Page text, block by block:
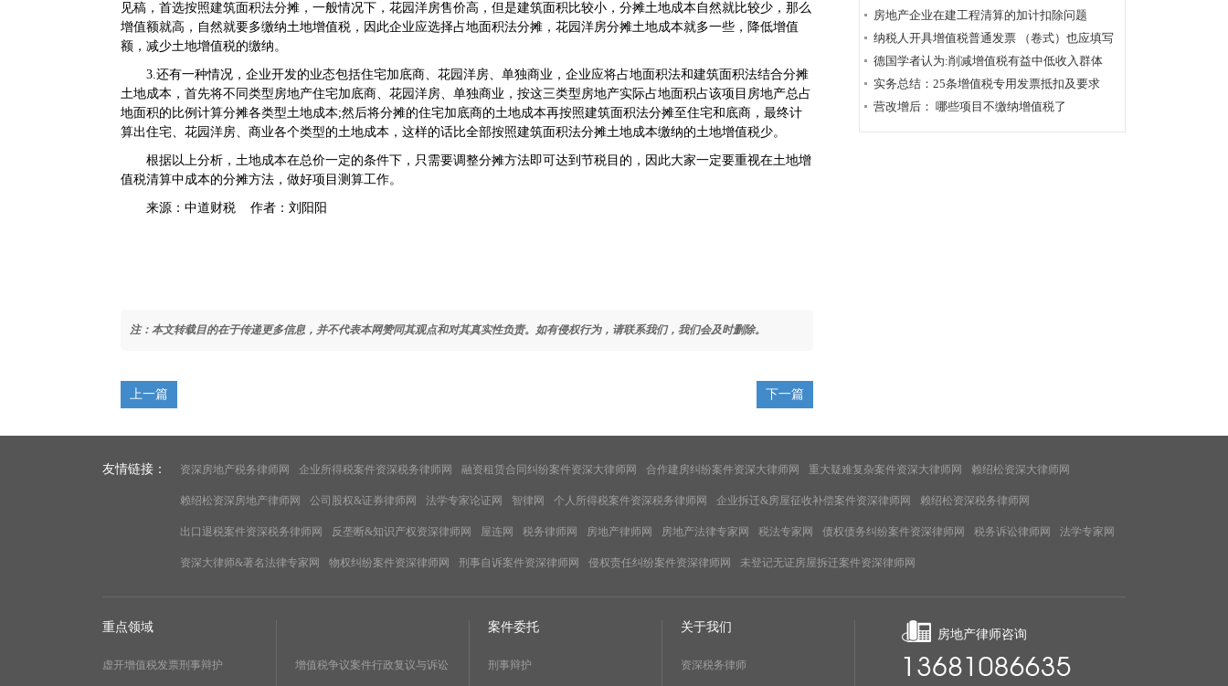
见稿，首选按照建筑面积法分摊，一般情况下，花园洋房售价高，但是建筑面积比较小，分摊土地成本自然就比较少，那么
增值额就高，自然就要多缴纳土地增值税，因此企业应选择占地面积法分摊，花园洋房分摊土地成本就多一些，降低增值
额，减少土地增值税的缴纳。
3.还有一种情况，企业开发的业态包括住宅加底商、花园洋房、单独商业，企业应将占地面积法和建筑面积法结合分摊
土地成本，首先将不同类型房地产住宅加底商、花园洋房、单独商业，按这三类型房地产实际占地面积占该项目房地产总占
地面积的比例计算分摊各类型土地成本;然后将分摊的住宅加底商的土地成本再按照建筑面积法分摊至住宅和底商，最终计
算出住宅、花园洋房、商业各个类型的土地成本，这样的话比全部按照建筑面积法分摊土地成本缴纳的土地增值税少。
根据以上分析，土地成本在总价一定的条件下，只需要调整分摊方法即可达到节税目的，因此大家一定要重视在土地增
值税清算中成本的分摊方法，做好项目测算工作。
来源：中道财税 作者：刘阳阳
注：本文转载目的在于传递更多信息，并不代表本网赞同其观点和对其真实性负责。如有侵权行为，请联系我们，我们会及时删除。
上一篇 下一篇
机关撤诉结案
值税？
房地产企业在建工程清算的加计扣除问题
纳税人开具增值税普通发票 （卷式）也应填写
企业购买方纳税人识别号
德国学者认为:削减增值税有益中低收入群体
实务总结：25条增值税专用发票抵扣及要求
营改增后： 哪些项目不缴纳增值税了
友情链接： 资深房地产税务律师网 企业所得税案件资深税务律师网 融资租赁合同纠纷案件资深大律师网 合作建房纠纷案件资深大律师网 重大疑难复杂案件资深大律师网 赖绍松资深大律师网
赖绍松资深房地产律师网 公司股权&证券律师网 法学专家论证网 智律网 个人所得税案件资深税务律师网 企业拆迁&房屋征收补偿案件资深律师网 赖绍松资深税务律师网
出口退税案件资深税务律师网 反垄断&知识产权资深律师网 屋连网 税务律师网 房地产律师网 房地产法律专家网 税法专家网 债权债务纠纷案件资深律师网 税务诉讼律师网 法学专家网
资深大律师&著名法律专家网 物权纠纷案件资深律师网 刑事自诉案件资深律师网 侵权责任纠纷案件资深律师网 未登记无证房屋拆迁案件资深律师网
重点领域
虚开增值税发票刑事辩护 增值税争议案件行政复议与诉讼
案件委托
刑事辩护
关于我们
资深税务律师
房地产律师咨询